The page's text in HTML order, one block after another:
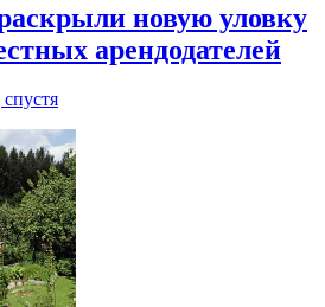
новую уловку
арендодателей
спустя